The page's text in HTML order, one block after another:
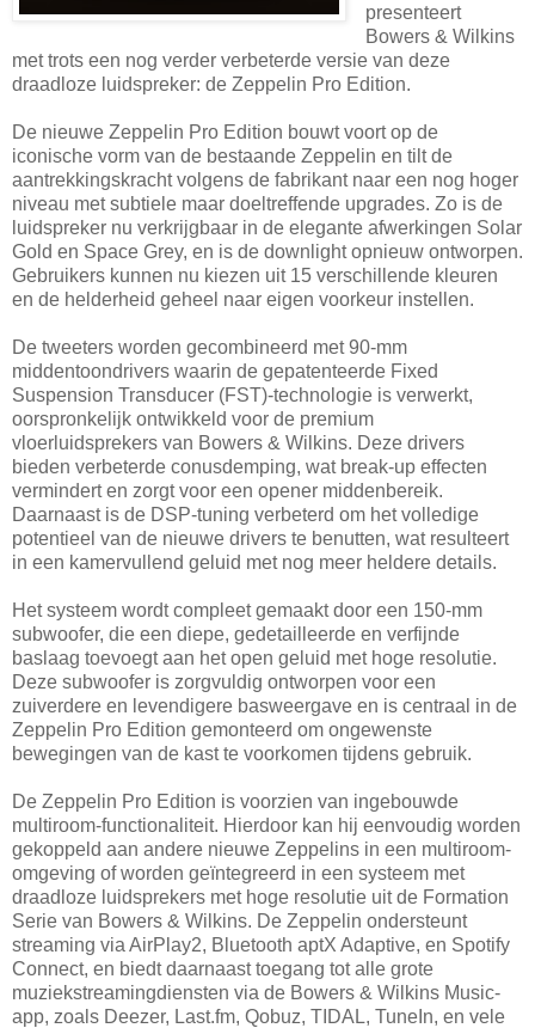
presenteert
Bowers & Wilkins
met trots een nog verder verbeterde versie van deze
draadloze luidspreker: de Zeppelin Pro Edition.
De nieuwe Zeppelin Pro Edition bouwt voort op de
iconische vorm van de bestaande Zeppelin en tilt de
aantrekkingskracht volgens de fabrikant naar een nog hoger
niveau met subtiele maar doeltreffende upgrades. Zo is de
luidspreker nu verkrijgbaar in de elegante afwerkingen Solar
Gold en Space Grey, en is de downlight opnieuw ontworpen.
Gebruikers kunnen nu kiezen uit 15 verschillende kleuren
en de helderheid geheel naar eigen voorkeur instellen.
De tweeters worden gecombineerd met 90-mm
middentoondrivers waarin de gepatenteerde Fixed
Suspension Transducer (FST)-technologie is verwerkt,
oorspronkelijk ontwikkeld voor de premium
vloerluidsprekers van Bowers & Wilkins. Deze drivers
bieden verbeterde conusdemping, wat break-up effecten
vermindert en zorgt voor een opener middenbereik.
Daarnaast is de DSP-tuning verbeterd om het volledige
potentieel van de nieuwe drivers te benutten, wat resulteert
in een kamervullend geluid met nog meer heldere details.
Het systeem wordt compleet gemaakt door een 150-mm
subwoofer, die een diepe, gedetailleerde en verfijnde
baslaag toevoegt aan het open geluid met hoge resolutie.
Deze subwoofer is zorgvuldig ontworpen voor een
zuiverdere en levendigere basweergave en is centraal in de
Zeppelin Pro Edition gemonteerd om ongewenste
bewegingen van de kast te voorkomen tijdens gebruik.
De Zeppelin Pro Edition is voorzien van ingebouwde
multiroom-functionaliteit. Hierdoor kan hij eenvoudig worden
gekoppeld aan andere nieuwe Zeppelins in een multiroom-
omgeving of worden geïntegreerd in een systeem met
draadloze luidsprekers met hoge resolutie uit de Formation
Serie van Bowers & Wilkins. De Zeppelin ondersteunt
streaming via AirPlay2, Bluetooth aptX Adaptive, en Spotify
Connect, en biedt daarnaast toegang tot alle grote
muziekstreamingdiensten via de Bowers & Wilkins Music-
app, zoals Deezer, Last.fm, Qobuz, TIDAL, TuneIn, en vele